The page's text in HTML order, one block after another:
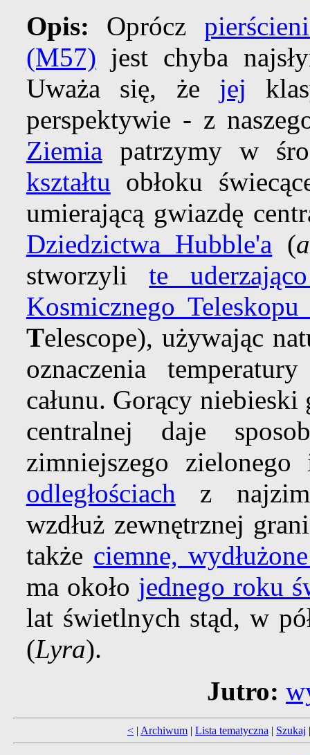
Opis: Oprócz
(M57) jest chyba
Uważa się, że jej
perspektywie - z
Ziemia patrzymy w
kształtu obłoku
umierającą gwiazdę
Dziedzictwa Hubble'a (
stworzylite
Kosmicznego
Telescope), używając
oznaczenia
całunu. Gorący
centralnej daje
zimniejszego
odległościach z
wzdłuż zewnętrznej
także ciemne,
ma około jednego roku
lat świetlnych stąd, w
(Lyra).
Jutro:
< | Archiwum | Lista tematyczna | Szukaj